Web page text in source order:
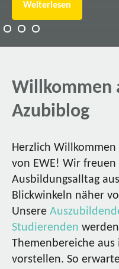
Weiterlesen
Willkommen
Azubiblog
Herzlich
von EWE! Wir
Ausbildungsalltag
Blickwinkeln näher
Unsere
Studierenden
Themenbereiche
vorstellen. So